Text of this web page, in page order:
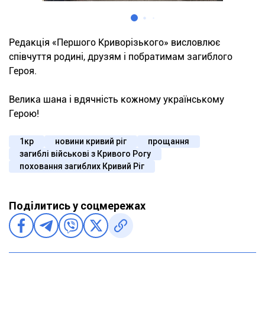
Редакція «Першого Криворізького» висловлює
співчуття родині, друзям і побратимам загиблого
Героя.
Велика шана і вдячність кожному українському
Герою!
1кр новини кривий ріг
прощання
загиблі військові з Кривого Рогу
поховання загиблих Кривий Ріг
Поділитись у соцмережах